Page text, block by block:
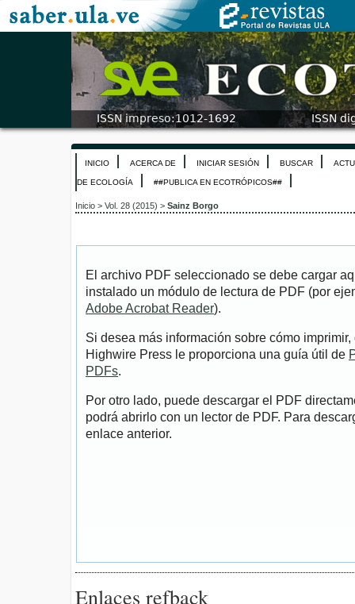
INICIO ACERCA DE INICIAR SESIÓN BUSCAR
DE ECOLOGÍA ##PUBLICA EN ECOTRÓPICOS##
Inicio > Vol. 28 (2015) > Sainz Borgo
El archivo PDF seleccionado se debe cargar
instalado un módulo de lectura de PDF (por
Adobe Acrobat Reader).
Si desea más información sobre cómo
Highwire Press le proporciona una guía útil de
PDFs.
Por otro lado, puede descargar el PDF
podrá abrirlo con un lector de PDF. Para
enlace anterior.
Enlaces refback